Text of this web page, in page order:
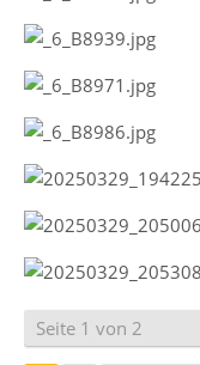
Seite 1 von 2